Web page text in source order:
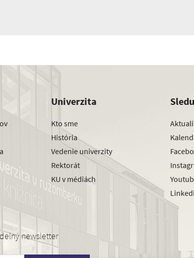
Univerzita
Kto sme
História
Vedenie univerzity
Rektorát
KU v médiách
newsletter